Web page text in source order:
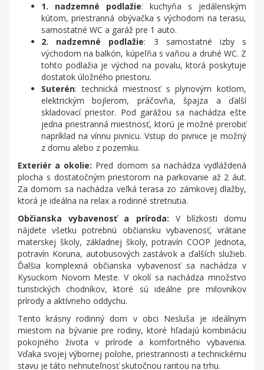
1. nadzemné podlažie: kuchyňa s jedálenským
kútom, priestranná obývačka s východom na terasu,
samostatné WC a garáž pre 1 auto.
2. nadzemné podlažie: 3 samostatné izby s
východom na balkón, kúpeľňa s vaňou a druhé WC. Z
tohto podlažia je východ na povalu, ktorá poskytuje
dostatok úložného priestoru.
Suterén: technická miestnosť s plynovým kotlom,
elektrickým bojlerom, práčovňa, špajza a ďalší
skladovací priestor. Pod garážou sa nachádza ešte
jedna priestranná miestnosť, ktorú je možné prerobiť
napríklad na vínnu pivnicu. Vstup do pivnice je možný
z domu alebo z pozemku.
Exteriér a okolie: Pred domom sa nachádza vydláždená
plocha s dostatočným priestorom na parkovanie až 2 áut.
Za domom sa nachádza veľká terasa zo zámkovej dlažby,
ktorá je ideálna na relax a rodinné stretnutia.
Občianska vybavenosť a príroda: V blízkosti domu
nájdete všetku potrebnú občiansku vybavenosť, vrátane
materskej školy, základnej školy, potravín COOP Jednota,
potravín Koruna, autobusových zastávok a ďalších služieb.
Ďalšia komplexná občianska vybavenosť sa nachádza v
Kysuckom Novom Meste. V okolí sa nachádza množstvo
turistických chodníkov, ktoré sú ideálne pre milovníkov
prírody a aktívneho oddychu.
Tento krásny rodinný dom v obci Nesluša je ideálnym
miestom na bývanie pre rodiny, ktoré hľadajú kombináciu
pokojného života v prírode a komfortného vybavenia.
Vďaka svojej výbornej polohe, priestrannosti a technickému
stavu je táto nehnuteľnosť skutočnou raritou na trhu.